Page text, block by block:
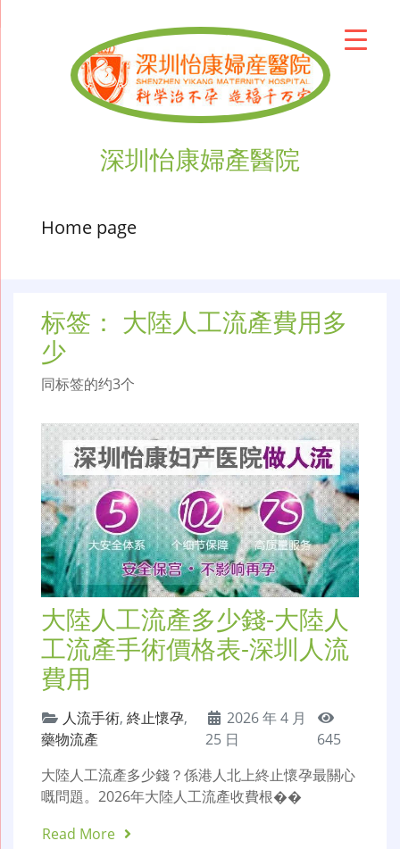
深圳怡康婦產醫院
Home page
标签： 大陸人工流產費用多
少
同标签的约3个
大陸人工流產多少錢-大陸人
工流產手術價格表-深圳人流
費用
人流手術, 終止懷孕,
藥物流產
2026 年 4 月
25 日
645
大陸人工流產多少錢？係港人北上終止懷孕最關心
嘅問題。2026年大陸人工流產收費根��
Read More